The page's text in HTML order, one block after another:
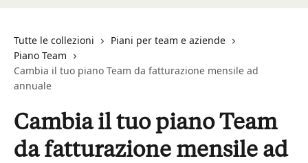
Tutte le collezioni
Piani per team e aziende
Piano Team
Cambia il tuo piano Team da fatturazione mensile ad
annuale
Cambia il tuo piano Team
da fatturazione mensile ad